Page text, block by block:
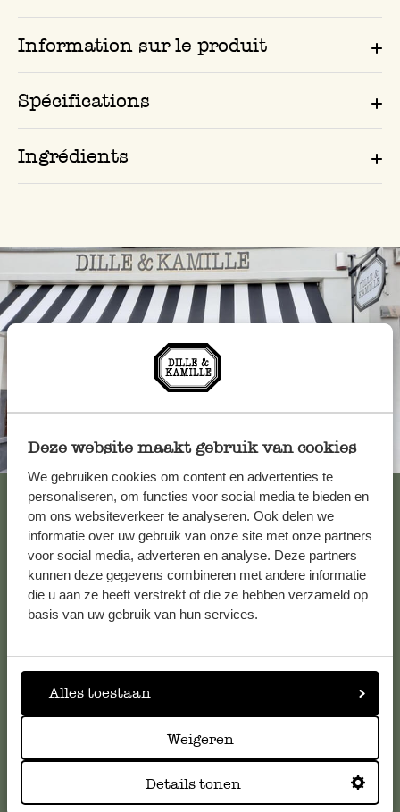
Deze website maakt gebruik van cookies
We gebruiken cookies om content en advertenties te
personaliseren, om functies voor social media te bieden en
om ons websiteverkeer te analyseren. Ook delen we
informatie over uw gebruik van onze site met onze partners
voor social media, adverteren en analyse. Deze partners
kunnen deze gegevens combineren met andere informatie
die u aan ze heeft verstrekt of die ze hebben verzameld op
basis van uw gebruik van hun services.
Alles toestaan
Weigeren
Details tonen
Information sur le produit
Spécifications
Ingrédients
Toujours à proximité
Voir les 62 magasins
Service clientèle
Pour toute question ou demande de conseil ou d’aide,
nos réponses auxquestions les plus fréquemment posées.
Service client en ligne